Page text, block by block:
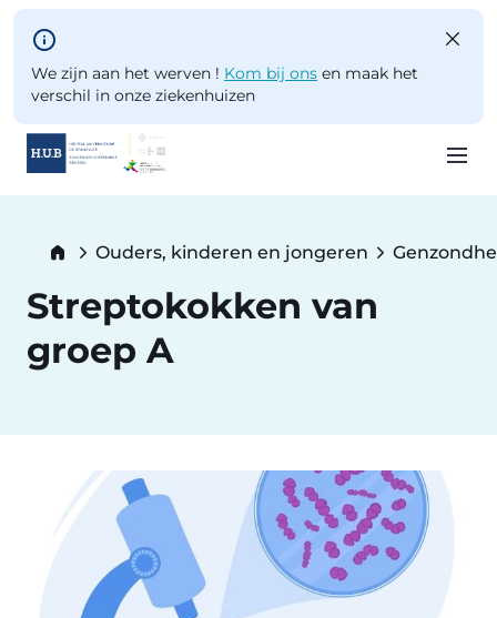
Skip to main content
We zijn aan het werven ! Kom bij ons en maak het
verschil in onze ziekenhuizen
content
Breadcrumb
Ouders, kinderen en jongeren
Streptokokken van
groep A